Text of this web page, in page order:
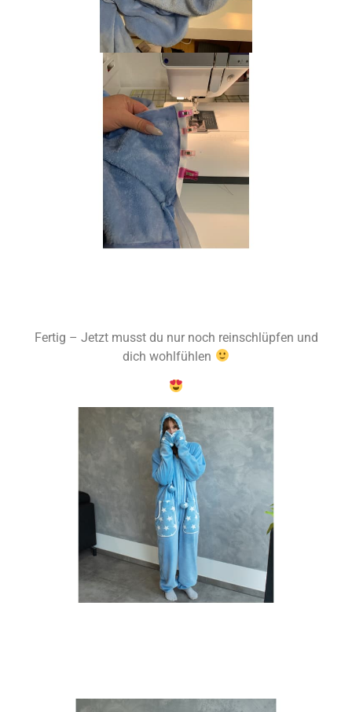
Fertig – Jetzt musst du nur noch reinschlüpfen und
dich wohlfühlen